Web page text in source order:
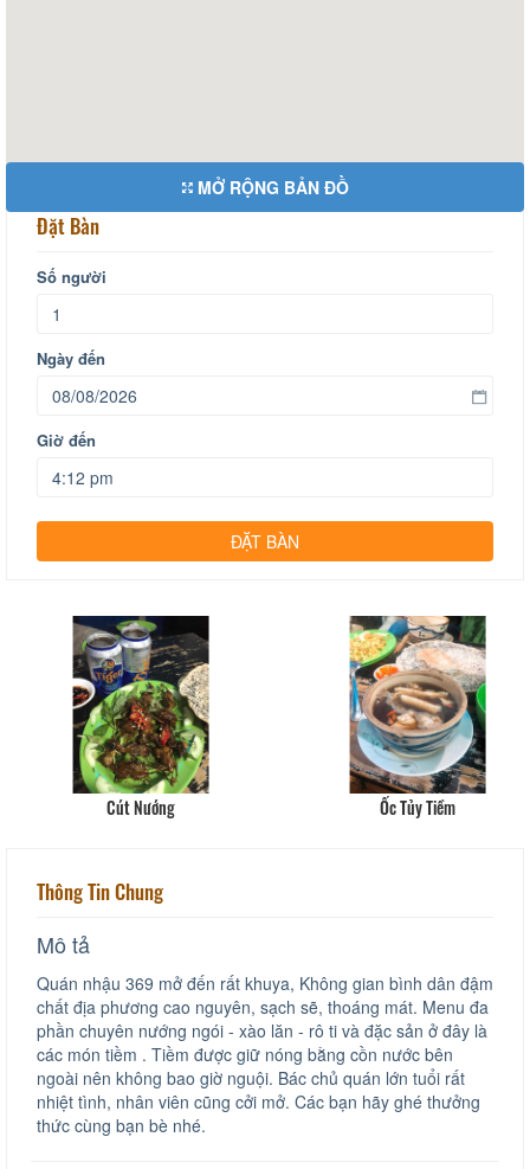
MỞ RỘNG BẢN ĐỒ
Đặt Bàn
Số người
Ngày đến
Giờ đến
Cút Nướng Ốc Tủy Tiềm
Thông Tin Chung
Mô tả
Quán nhậu 369 mở đến rất khuya, Không gian bình dân đậm
chất địa phương cao nguyên, sạch sẽ, thoáng mát. Menu đa
phần chuyên nướng ngói - xào lăn - rô ti và đặc sản ở đây là
các món tiềm . Tiềm được giữ nóng bằng cồn nước bên
ngoài nên không bao giờ nguội. Bác chủ quán lớn tuổi rất
nhiệt tình, nhân viên cũng cởi mở. Các bạn hãy ghé thưởng
thức cùng bạn bè nhé.